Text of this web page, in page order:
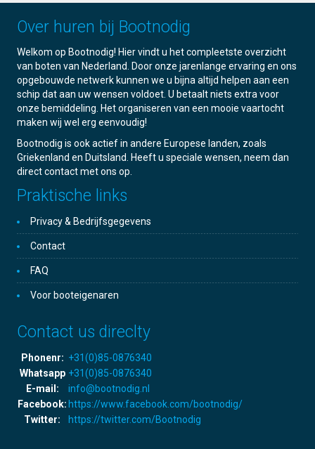
Over huren bij Bootnodig
Welkom op Bootnodig! Hier vindt u het compleetste overzicht
van boten van Nederland. Door onze jarenlange ervaring en ons
opgebouwde netwerk kunnen we u bijna altijd helpen aan een
schip dat aan uw wensen voldoet. U betaalt niets extra voor
onze bemiddeling. Het organiseren van een mooie vaartocht
maken wij wel erg eenvoudig!
Bootnodig is ook actief in andere Europese landen, zoals
Griekenland en Duitsland. Heeft u speciale wensen, neem dan
direct contact met ons op.
Praktische links
Privacy & Bedrijfsgegevens
Contact
FAQ
Voor booteigenaren
Contact us direclty
Phonenr: +31(0)85-0876340
Whatsapp +31(0)85-0876340
E-mail:
info@bootnodig.nl
Facebook: https://www.facebook.com/bootnodig/
Twitter:
https://twitter.com/Bootnodig